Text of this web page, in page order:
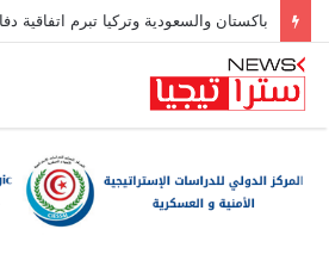
باكستان والسعودية وتركيا تبرم اتفاقية